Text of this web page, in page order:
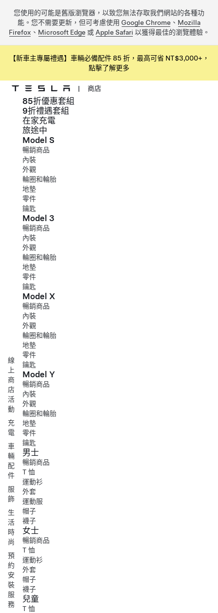
您使用的可能是舊版瀏覽器，以致您無法存取我們網站的各種功
能。您不需要更新，但可考慮使用 Google Chrome 、 Mozilla
Firefox 、 Microsoft Edge 或 Apple Safari 以獲得最佳的瀏覽體驗。
【新車主專屬禮遇】車輛必備配件 85 折，最高可省 NT$3,000+，
點擊了解更多
跳到主要內容
| 商店
線
上
商
店
活
動
充
電
車
輛
配
件
服
飾
生
活
時
尚
預
約
安
裝
服
務
85折優惠套組
9折禮遇套組
在家充電
旅途中
Model S
暢銷商品
內裝
外觀
輪圈和輪胎
地墊
零件
鑰匙
Model 3
暢銷商品
內裝
外觀
輪圈和輪胎
地墊
零件
鑰匙
Model X
暢銷商品
內裝
外觀
輪圈和輪胎
地墊
零件
鑰匙
Model Y
暢銷商品
內裝
外觀
輪圈和輪胎
地墊
零件
鑰匙
男士
暢銷商品
T 恤
運動衫
外套
運動服
帽子
襪子
女士
暢銷商品
T 恤
運動衫
外套
帽子
襪子
兒童
T 恤